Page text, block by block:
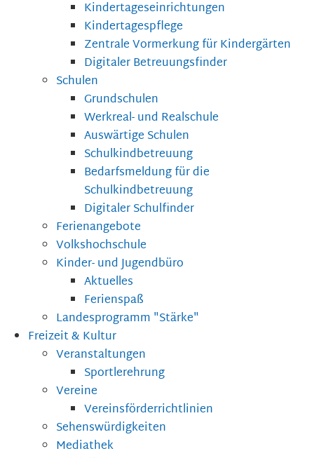
Kindertageseinrichtungen
Kindertagespflege
Zentrale Vormerkung für Kindergärten
Digitaler Betreuungsfinder
Schulen
Grundschulen
Werkreal- und Realschule
Auswärtige Schulen
Schulkindbetreuung
Bedarfsmeldung für die
Schulkindbetreuung
Digitaler Schulfinder
Ferienangebote
Volkshochschule
Kinder- und Jugendbüro
Aktuelles
Ferienspaß
Landesprogramm "Stärke"
Freizeit & Kultur
Veranstaltungen
Sportlerehrung
Vereine
Vereinsförderrichtlinien
Sehenswürdigkeiten
Mediathek